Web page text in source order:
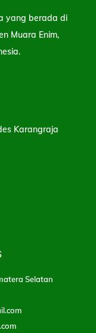
yang berada di
Muara Enim,
Karangraja
Selatan